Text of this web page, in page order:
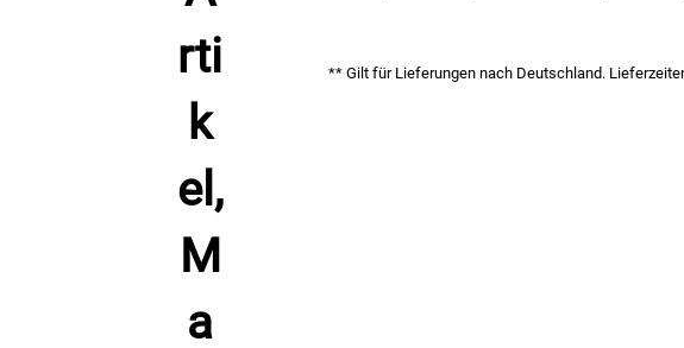
** Gilt für Lieferungen nach Deutschland.